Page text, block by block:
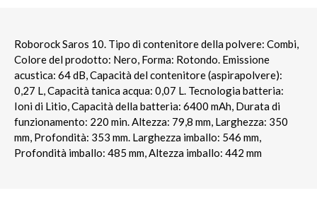
Roborock Saros 10. Tipo di contenitore della polvere: Combi,
Colore del prodotto: Nero, Forma: Rotondo. Emissione
acustica: 64 dB, Capacità del contenitore (aspirapolvere):
0,27 L, Capacità tanica acqua: 0,07 L. Tecnologia batteria:
Ioni di Litio, Capacità della batteria: 6400 mAh, Durata di
funzionamento: 220 min. Altezza: 79,8 mm, Larghezza: 350
mm, Profondità: 353 mm. Larghezza imballo: 546 mm,
Profondità imballo: 485 mm, Altezza imballo: 442 mm